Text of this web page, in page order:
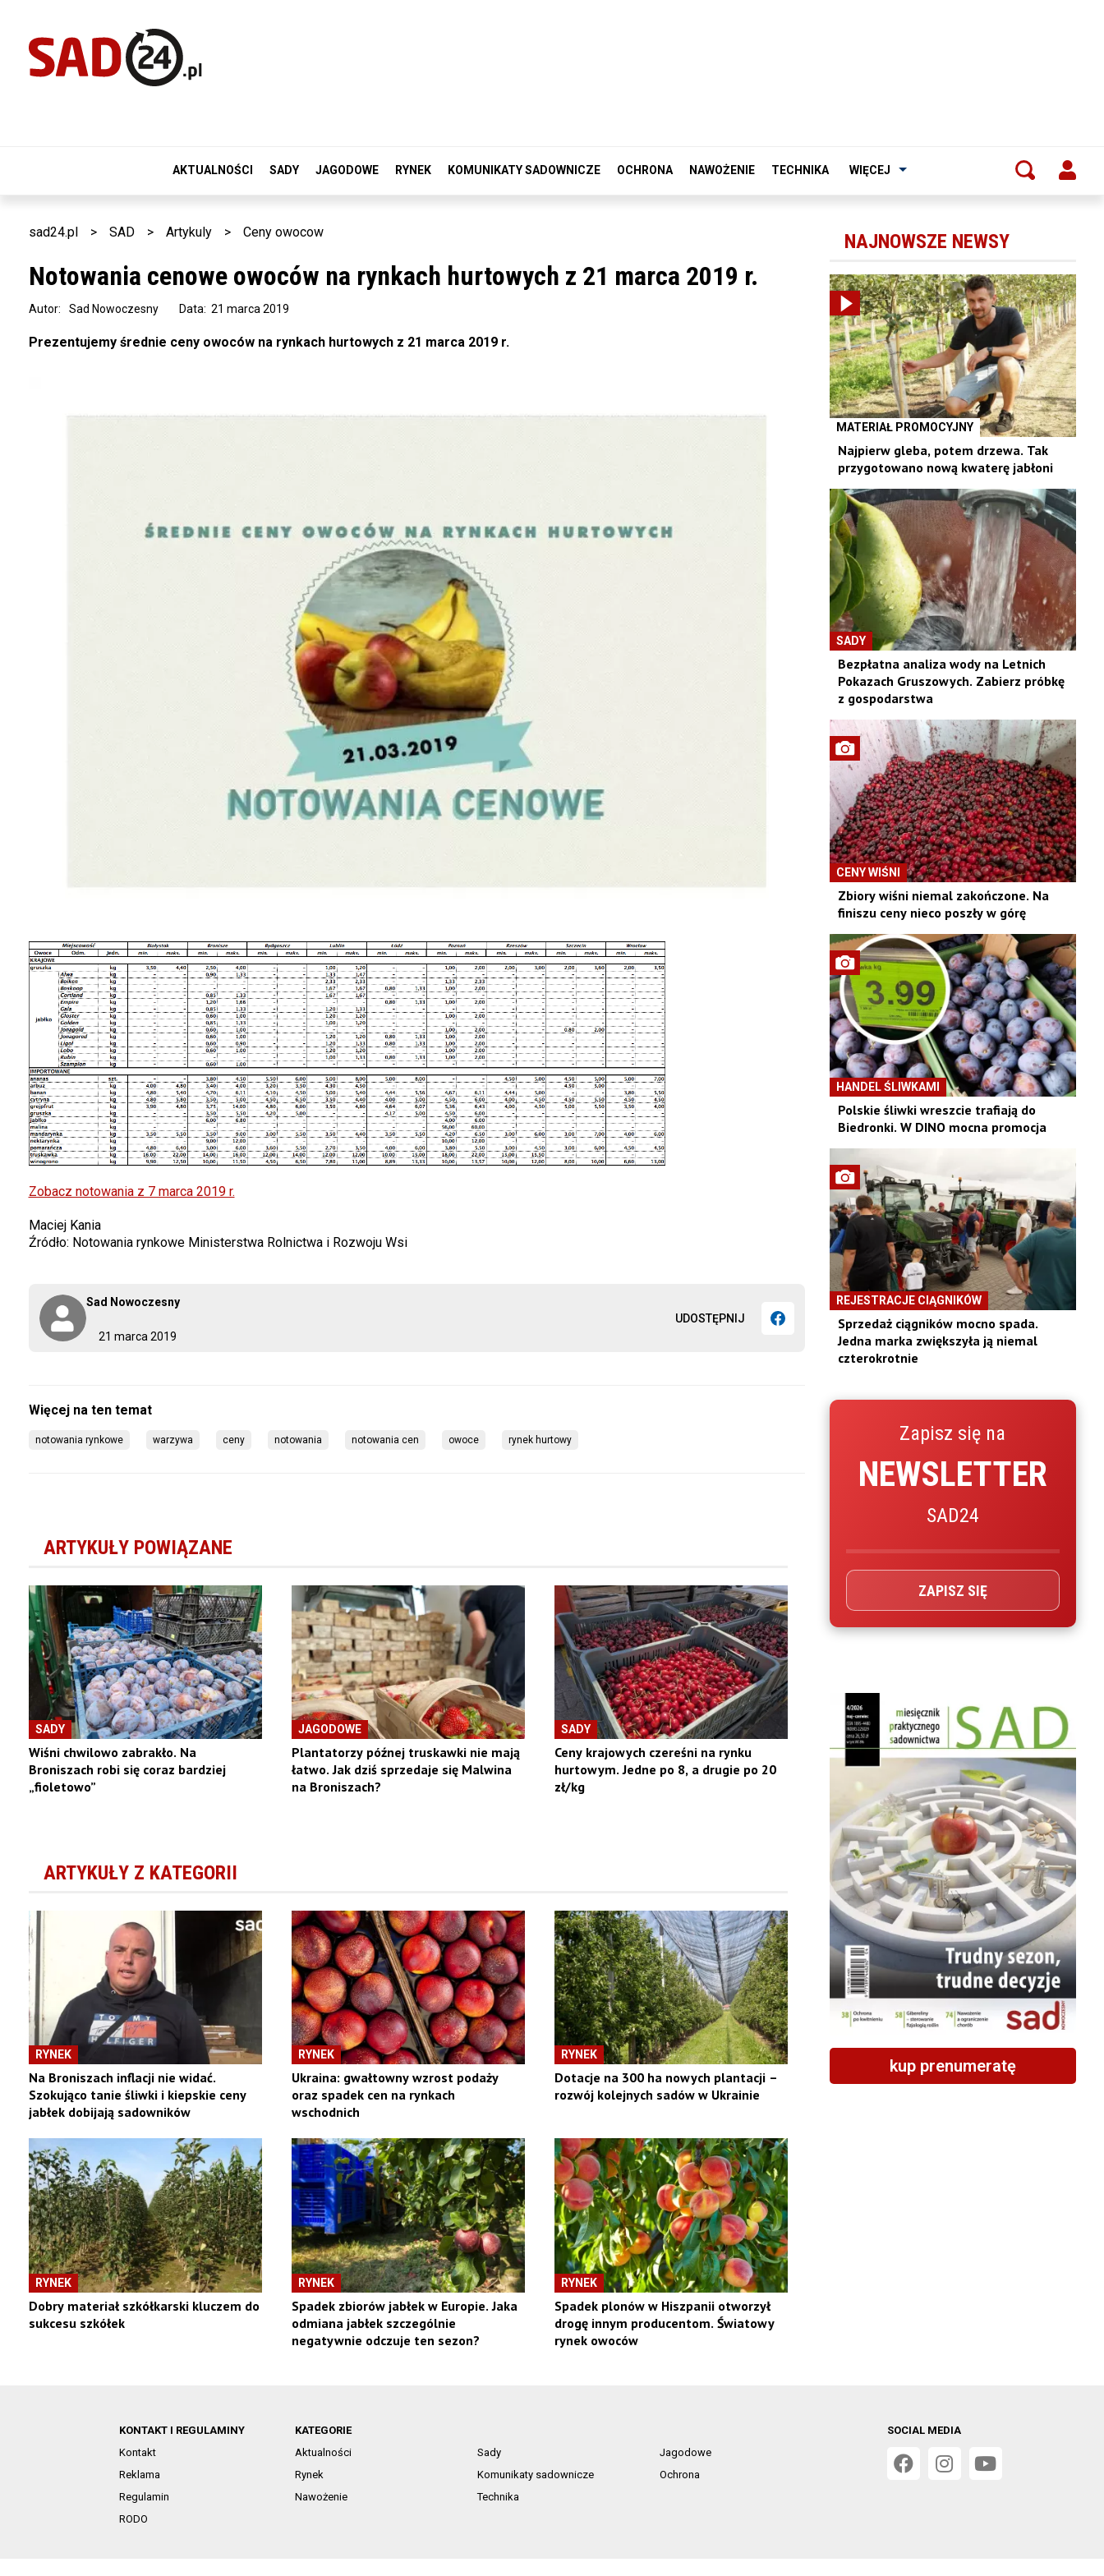
AKTUALNOŚCI SADY JAGODOWE RYNEK KOMUNIKATY SADOWNICZE OCHRONA NAWOŻENIE TECHNIKA WIĘCEJ
sad24.pl > SAD > Artykuly > Ceny owocow
Notowania cenowe owoców na rynkach hurtowych z 21 marca 2019 r.
Data: 21 marca 2019
Autor: Sad Nowoczesny
21 marca 2019
Sad Nowoczesny
UDOSTĘPNIJ
Prezentujemy średnie ceny owoców na rynkach hurtowych z 21 marca 2019 r.
Zobacz notowania z 7 marca 2019 r.
Maciej Kania
Źródło: Notowania rynkowe Ministerstwa Rolnictwa i Rozwoju Wsi
notowania rynkowe warzywa ceny notowania notowania cen owoce rynek hurtowy
ARTYKUŁY POWIĄZANE
SADY
Wiśni chwilowo zabrakło. Na
Broniszach robi się coraz bardziej
„fioletowo”
JAGODOWE
Plantatorzy późnej truskawki nie mają
łatwo. Jak dziś sprzedaje się Malwina
na Broniszach?
SADY
Ceny krajowych czereśni na rynku
hurtowym. Jedne po 8, a drugie po 20
zł/kg
ARTYKUŁY Z KATEGORII
RYNEK
Na Broniszach inflacji nie widać.
Szokująco tanie śliwki i kiepskie ceny
jabłek dobijają sadowników
RYNEK
Ukraina: gwałtowny wzrost podaży
oraz spadek cen na rynkach
wschodnich
RYNEK
Dotacje na 300 ha nowych plantacji –
rozwój kolejnych sadów w Ukrainie
RYNEK
Dobry materiał szkółkarski kluczem do
sukcesu szkółek
RYNEK
Spadek zbiorów jabłek w Europie. Jaka
odmiana jabłek szczególnie
negatywnie odczuje ten sezon?
RYNEK
Spadek plonów w Hiszpanii otworzył
drogę innym producentom. Światowy
rynek owoców
NAJNOWSZE NEWSY
MATERIAŁ PROMOCYJNY
Najpierw gleba, potem drzewa. Tak
przygotowano nową kwaterę jabłoni
SADY
Bezpłatna analiza wody na Letnich
Pokazach Gruszowych. Zabierz próbkę
z gospodarstwa
CENY WIŚNI
Zbiory wiśni niemal zakończone. Na
finiszu ceny nieco poszły w górę
HANDEL ŚLIWKAMI
Polskie śliwki wreszcie trafiają do
Biedronki. W DINO mocna promocja
REJESTRACJE CIĄGNIKÓW
Sprzedaż ciągników mocno spada.
Jedna marka zwiększyła ją niemal
czterokrotnie
Zapisz się na
NEWSLETTER
SAD24
ZAPISZ SIĘ
kup prenumeratę
KONTAKT I REGULAMINY
Kontakt
Reklama
Regulamin
RODO
KATEGORIE
Aktualności
Sady
Jagodowe
Rynek
Komunikaty sadownicze
Ochrona
Nawożenie
Technika
SOCIAL MEDIA